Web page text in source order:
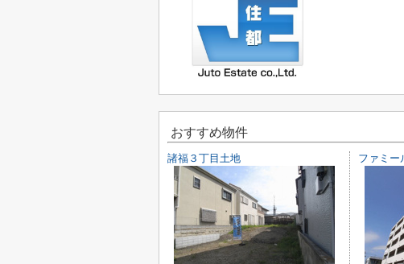
おすすめ物件
諸福３丁目土地 ファミー